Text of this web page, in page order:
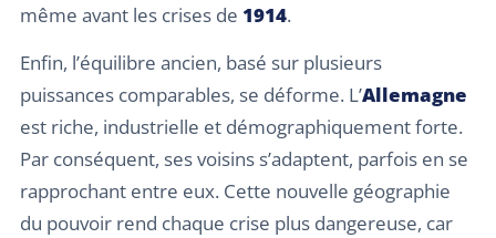
même avant les crises de 1914.
Enfin, l’équilibre ancien, basé sur plusieurs
puissances comparables, se déforme. L’Allemagne
est riche, industrielle et démographiquement forte.
Par conséquent, ses voisins s’adaptent, parfois en se
rapprochant entre eux. Cette nouvelle géographie
du pouvoir rend chaque crise plus dangereuse, car